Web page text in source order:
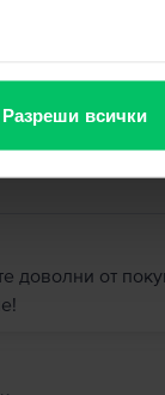
Разреши всички
доволни от